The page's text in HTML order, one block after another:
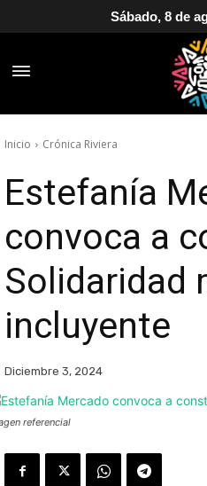
Sábado, 8 de
Inicio Crónica Riviera
Estefanía
convoca a
Solidaridad
incluyente
Diciembre 3, 2024
referencial